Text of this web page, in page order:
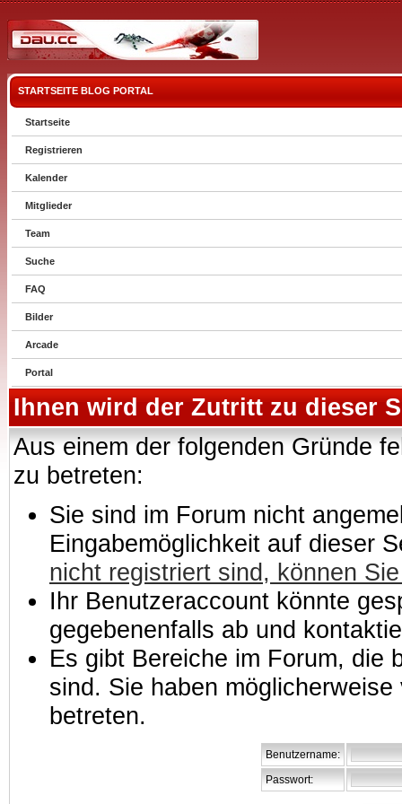
STARTSEITE BLOG PORTAL
Startseite
Registrieren
Kalender
Mitglieder
Team
Suche
FAQ
Bilder
Arcade
Portal
Ihnen wird der Zutritt zu dieser
Aus einem der folgenden Gründe
zu betreten:
Sie sind im Forum nicht
Eingabemöglichkeit auf dieser
nicht registriert sind, können
Ihr Benutzeraccount könnte
gegebenenfalls ab und
Es gibt Bereiche im Forum, die
sind. Sie haben
betreten.
Benutzername:
Passwort: